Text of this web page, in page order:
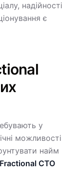
надійності
є
у
можливості
найм
CTO